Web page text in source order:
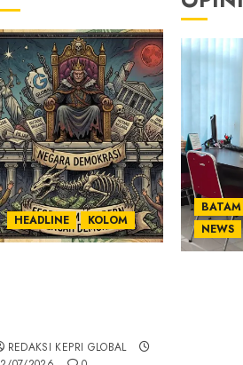
HEADLINE KOLOM
REDAKSI KEPRI GLOBAL
BATAM
NEWS